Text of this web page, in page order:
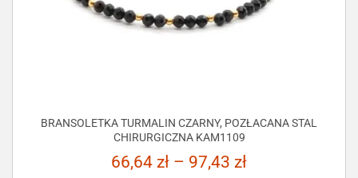
BRANSOLETKA TURMALIN CZARNY, POZŁACANA STAL
CHIRURGICZNA KAM1109
66,64 zł – 97,43 zł